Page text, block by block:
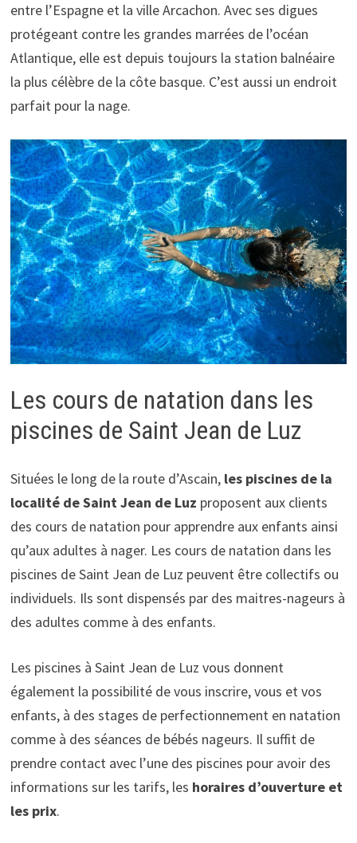
entre l’Espagne et la ville Arcachon. Avec ses digues
protégeant contre les grandes marrées de l’océan
Atlantique, elle est depuis toujours la station balnéaire
la plus célèbre de la côte basque. C’est aussi un endroit
parfait pour la nage.
Les cours de natation dans les
piscines de Saint Jean de Luz
Situées le long de la route d’Ascain, les piscines de la
localité de Saint Jean de Luz proposent aux clients
des cours de natation pour apprendre aux enfants ainsi
qu’aux adultes à nager. Les cours de natation dans les
piscines de Saint Jean de Luz peuvent être collectifs ou
individuels. Ils sont dispensés par des maitres-nageurs à
des adultes comme à des enfants.
Les piscines à Saint Jean de Luz vous donnent
également la possibilité de vous inscrire, vous et vos
enfants, à des stages de perfectionnement en natation
comme à des séances de bébés nageurs. Il suffit de
prendre contact avec l’une des piscines pour avoir des
informations sur les tarifs, les horaires d’ouverture et
les prix.